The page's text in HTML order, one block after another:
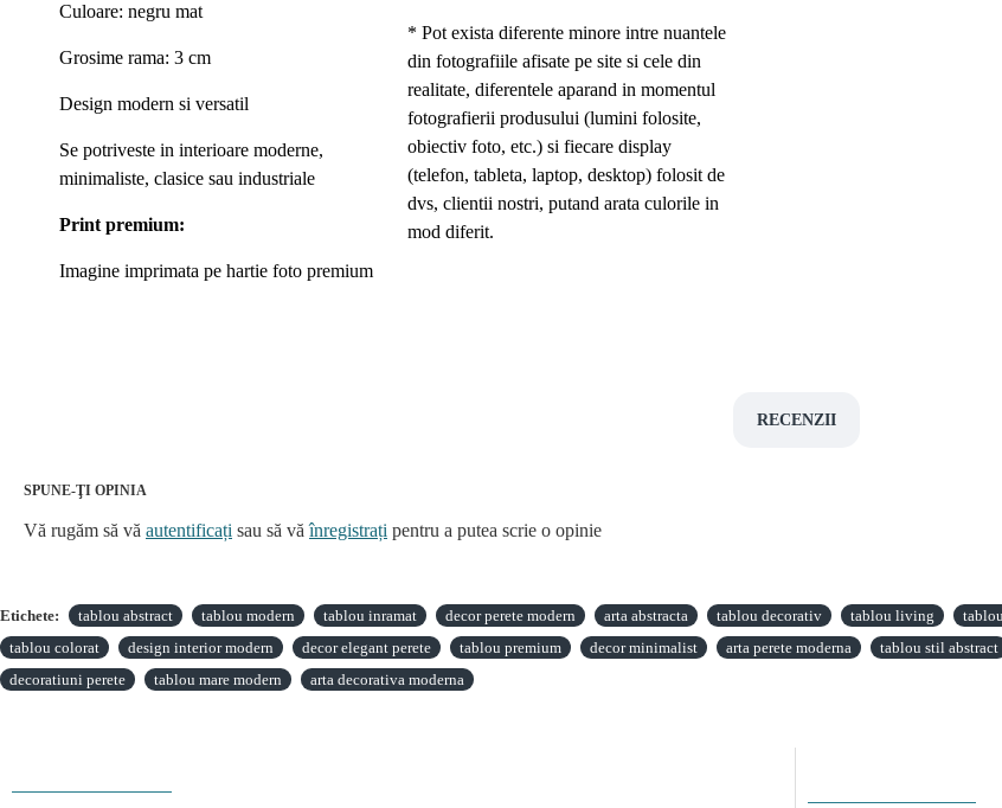
Culoare: negru mat
Grosime rama: 3 cm
Design modern si versatil
Se potriveste in interioare moderne,
minimaliste, clasice sau industriale
Print premium:
Imagine imprimata pe hartie foto premium
* Pot exista diferente minore intre nuantele
din fotografiile afisate pe site si cele din
realitate, diferentele aparand in momentul
fotografierii produsului (lumini folosite,
obiectiv foto, etc.) si fiecare display
(telefon, tableta, laptop, desktop) folosit de
dvs, clientii nostri, putand arata culorile in
mod diferit.
RECENZII
SPUNE-ŢI OPINIA
Vă rugăm să vă autentificați sau să văînregistrați pentru a putea scrie o opinie
Etichete: tablou abstract tablou modern tablou inramat decor perete modern arta abstracta tablou decorativ tablou living
tablou colorat
design interior modern decor elegant perete tablou premium decor minimalist arta perete moderna tablou stil abstract
decoratiuni perete
tablou mare modern arta decorativa moderna